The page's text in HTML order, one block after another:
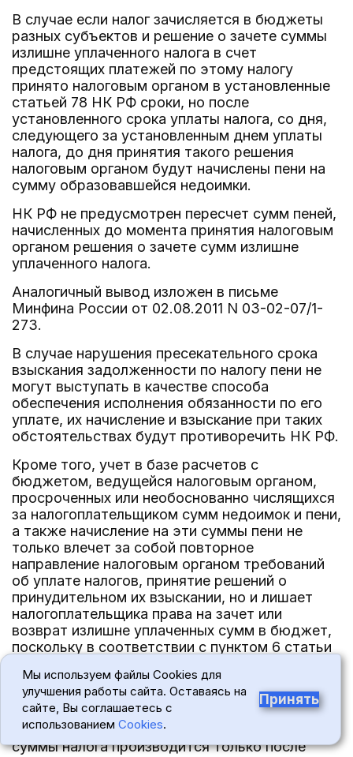
В случае если налог зачисляется в бюджеты
разных субъектов и решение о зачете суммы
излишне уплаченного налога в счет
предстоящих платежей по этому налогу
принято налоговым органом в установленные
статьей 78 НК РФ сроки, но после
установленного срока уплаты налога, со дня,
следующего за установленным днем уплаты
налога, до дня принятия такого решения
налоговым органом будут начислены пени на
сумму образовавшейся недоимки.
НК РФ не предусмотрен пересчет сумм пеней,
начисленных до момента принятия налоговым
органом решения о зачете сумм излишне
уплаченного налога.
Аналогичный вывод изложен в письме
Минфина России от 02.08.2011 N 03-02-07/1-
273.
В случае нарушения пресекательного срока
взыскания задолженности по налогу пени не
могут выступать в качестве способа
обеспечения исполнения обязанности по его
уплате, их начисление и взыскание при таких
обстоятельствах будут противоречить НК РФ.
Кроме того, учет в базе расчетов с
бюджетом, ведущейся налоговым органом,
просроченных или необоснованно числящихся
за налогоплательщиком сумм недоимок и пени,
а также начисление на эти суммы пени не
только влечет за собой повторное
направление налоговым органом требований
об уплате налогов, принятие решений о
принудительном их взыскании, но и лишает
налогоплательщика права на зачет или
возврат излишне уплаченных сумм в бюджет,
поскольку в соответствии с пунктом 6 статьи
налогоплательщика недоимки по уплате
налогов или задолженности по пеням (которые
устанавливаются по базе РСБ) возврат
налогоплательщику излишне уплаченной
суммы налога производится только после
Мы используем файлы Cookies для
улучшения работы сайта. Оставаясь на
сайте, Вы соглашаетесь с
использованием Cookies.
Принять